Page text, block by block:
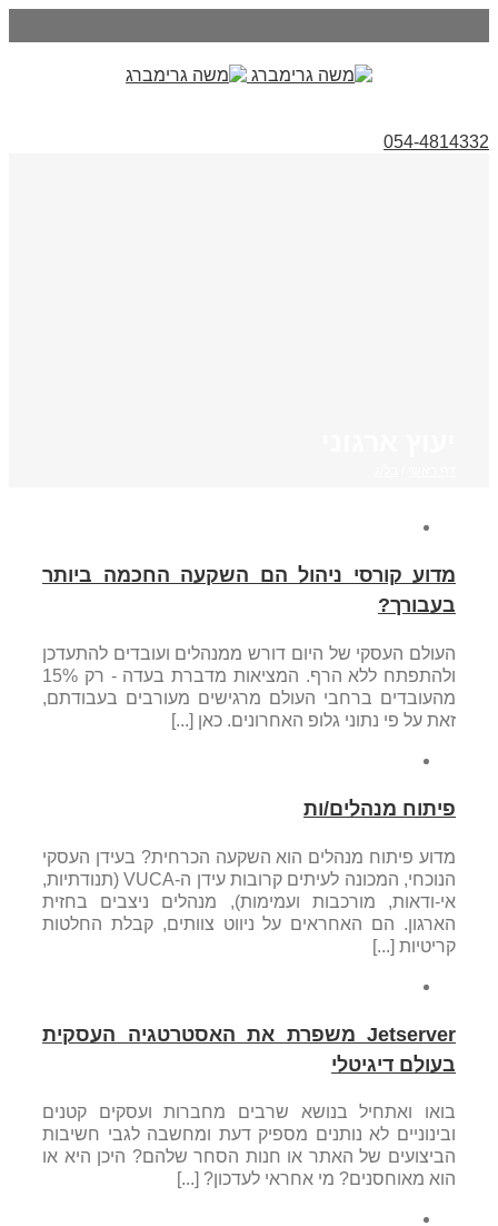
054-4814332
מדוע קורסי ניהול הם השקעה החכמה ביותר
בעבורך?
העולם העסקי של היום דורש ממנהלים ועובדים להתעדכן
ולהתפתח ללא הרף. המציאות מדברת בעדה - רק 15%
מהעובדים ברחבי העולם מרגישים מעורבים בעבודתם,
זאת על פי נתוני גלופ האחרונים. כאן [...]
פיתוח מנהלים/ות
מדוע פיתוח מנהלים הוא השקעה הכרחית? בעידן העסקי
הנוכחי, המכונה לעיתים קרובות עידן ה-VUCA (תנודתיות,
אי-ודאות, מורכבות ועמימות), מנהלים ניצבים בחזית
הארגון. הם האחראים על ניווט צוותים, קבלת החלטות
קריטיות [...]
Jetserver משפרת את האסטרטגיה העסקית
בעולם דיגיטלי
בואו ואתחיל בנושא שרבים מחברות ועסקים קטנים
ובינוניים לא נותנים מספיק דעת ומחשבה לגבי חשיבות
הביצועים של האתר או חנות הסחר שלהם? היכן היא או
הוא מאוחסנים? מי אחראי לעדכון? [...]